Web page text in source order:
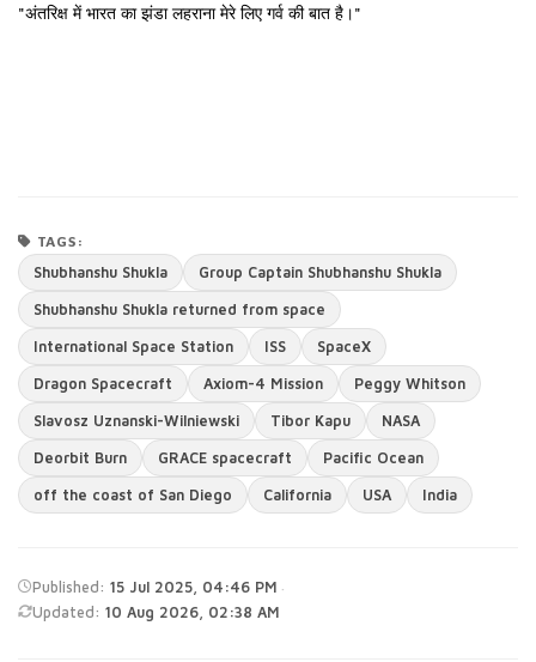
"अंतरिक्ष में भारत का झंडा लहराना मेरे लिए गर्व की बात है।"
TAGS:
Shubhanshu Shukla
Group Captain Shubhanshu Shukla
Shubhanshu Shukla returned from space
International Space Station ISS SpaceX
Dragon Spacecraft Axiom-4 Mission Peggy Whitson
Slavosz Uznanski-Wilniewski Tibor Kapu NASA
Deorbit Burn GRACE spacecraft Pacific Ocean
off the coast of San Diego California USA India
Published: 15 Jul 2025, 04:46 PM ·
Updated: 10 Aug 2026, 02:38 AM